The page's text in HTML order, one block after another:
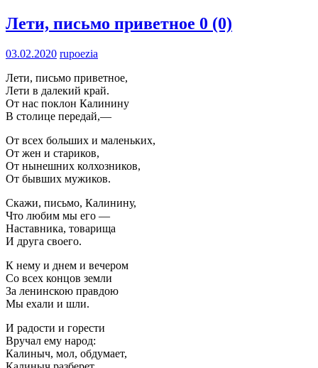
Лети, письмо приветное 0 (0)
03.02.2020 rupoezia
Лети, письмо приветное,
Лети в далекий край.
От нас поклон Калинину
В столице передай,—
От всех больших и маленьких,
От жен и стариков,
От нынешних колхозников,
От бывших мужиков.
Скажи, письмо, Калинину,
Что любим мы его —
Наставника, товарища
И друга своего.
К нему и днем и вечером
Со всех концов земли
За ленинскою правдою
Мы ехали и шли.
И радости и горести
Вручал ему народ:
Калиныч, мол, обдумает,